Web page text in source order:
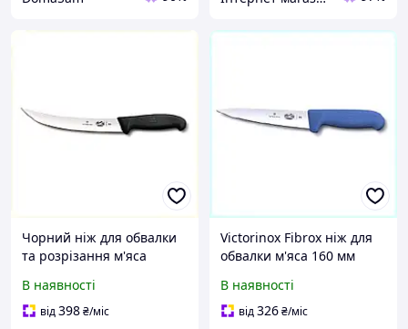
Чорний ніж для обвалки
та розрізання м'яса
В наявності
від398₴/міс
Victorinox Fibrox ніж для
обвалки м'яса 160 мм
В наявності
від326₴/міс